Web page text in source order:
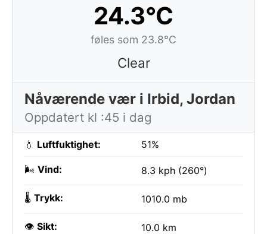
24.3°C
føles som 23.8°C
Clear
Nåværende vær i Irbid, Jordan
Oppdatert kl :45 i dag
💧 Luftfuktighet: 51%
🌬️ Vind: 8.3 kph (260°)
🌡️ Trykk: 1010.0 mb
👁️ Sikt: 10.0 km